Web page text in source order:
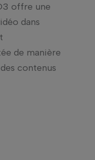
offre une
dans
de manière
contenus